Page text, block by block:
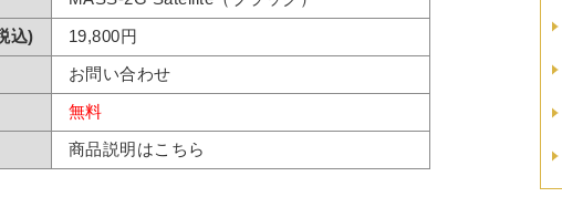
込)
19,800円
お問い合わせ
無料
商品説明はこちら